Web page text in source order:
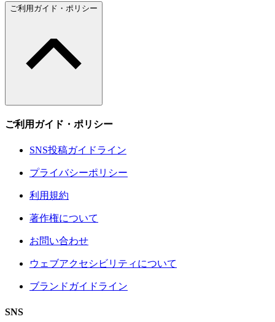
ご利用ガイド・ポリシー
ご利用ガイド・ポリシー
SNS投稿ガイドライン
プライバシーポリシー
利用規約
著作権について
お問い合わせ
ウェブアクセシビリティについて
ブランドガイドライン
SNS